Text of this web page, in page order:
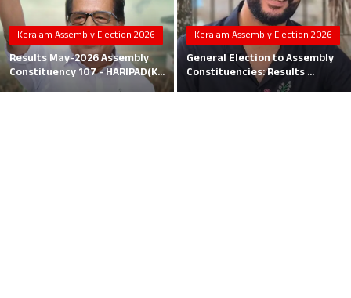
Tutorials
Malayalam
Keralam Assembly Election 2026
Results May-2026 Assembly
Constituency 107 - HARIPAD(K...
Keralam Assembly Election 2026
General Election to Assembly
Constituencies: Results ...